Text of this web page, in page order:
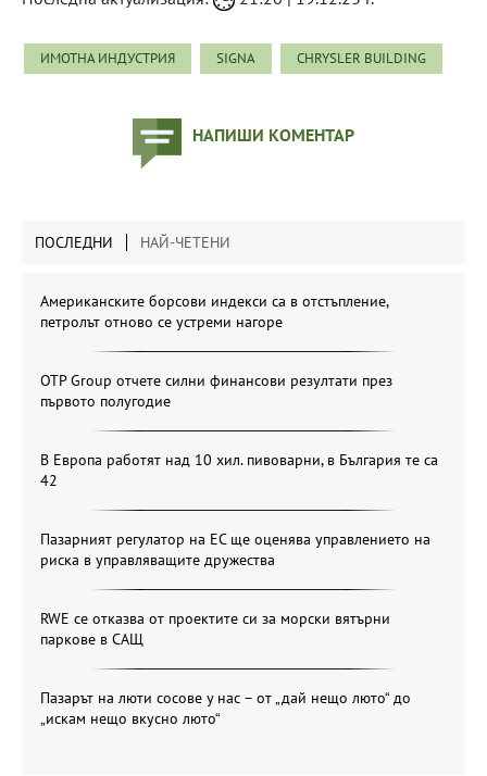
ИМОТНА ИНДУСТРИЯ SIGNA CHRYSLER BUILDING
НАПИШИ КОМЕНТАР
ПОСЛЕДНИ НАЙ-ЧЕТЕНИ
Американските борсови индекси са в отстъпление,
петролът отново се устреми нагоре
OTP Group отчете силни финансови резултати през
първото полугодие
В Европа работят над 10 хил. пивоварни, в България те са
42
Пазарният регулатор на ЕС ще оценява управлението на
риска в управляващите дружества
RWE се отказва от проектите си за морски вятърни
паркове в САЩ
Пазарът на люти сосове у нас – от „дай нещо люто“ до
„искам нещо вкусно люто“